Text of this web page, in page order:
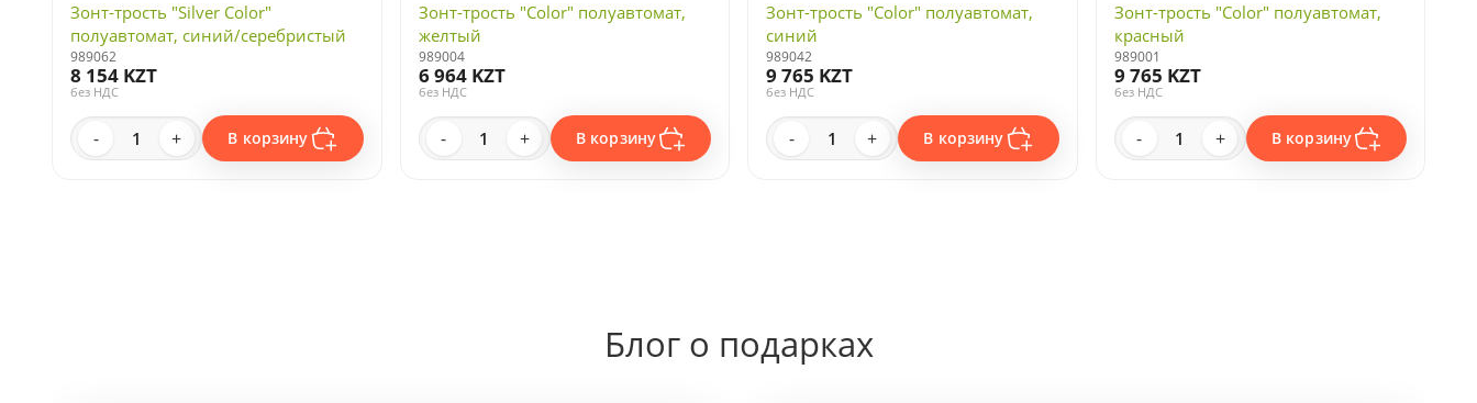
Зонт-трость "Silver Color"
полуавтомат, синий/серебристый
989062
8 154 KZT
без НДС
- + В корзину
Зонт-трость "Color" полуавтомат,
желтый
989004
6 964 KZT
без НДС
- + В корзину
Зонт-трость "Color" полуавтомат,
синий
989042
9 765 KZT
без НДС
- + В корзину
Зонт-трость "Color" полуавтомат,
красный
989001
9 765 KZT
без НДС
- + В корзину
Блог о подарках